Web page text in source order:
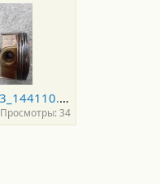
20240423_144110.jpg
Просмотры: 34